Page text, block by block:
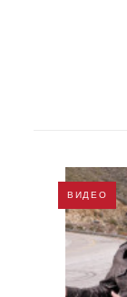
ВИДЕО